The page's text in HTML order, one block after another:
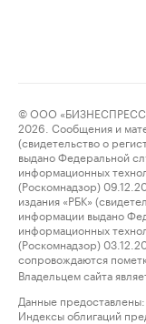
© ООО
2026. Сообщения и
(свидетельство о
выдано Федеральной
информационных
(Роскомнадзор)
издания «РБК»
информации выдано
информационных
(Роскомнадзор)
сопровождаются
Владельцем сайта
Данные предоставлены:
Индексы облигаций